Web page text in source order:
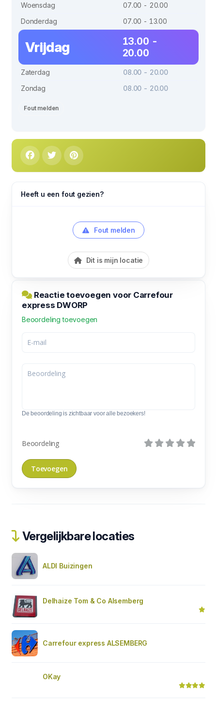
Woensdag
07.00 - 20.00
Donderdag
07.00 - 13.00
Vrijdag
13.00 -
20.00
Zaterdag
08.00 - 20.00
Zondag
08.00 - 20.00
Fout melden
Heeft u een fout gezien?
Fout melden
Dit is mijn locatie
Reactie toevoegen voor Carrefour
express DWORP
Beoordeling toevoegen
De beoordeling is zichtbaar voor alle bezoekers!
Beoordeling
Vergelijkbare locaties
ALDI Buizingen
Delhaize Tom & Co Alsemberg
Carrefour express ALSEMBERG
OKay